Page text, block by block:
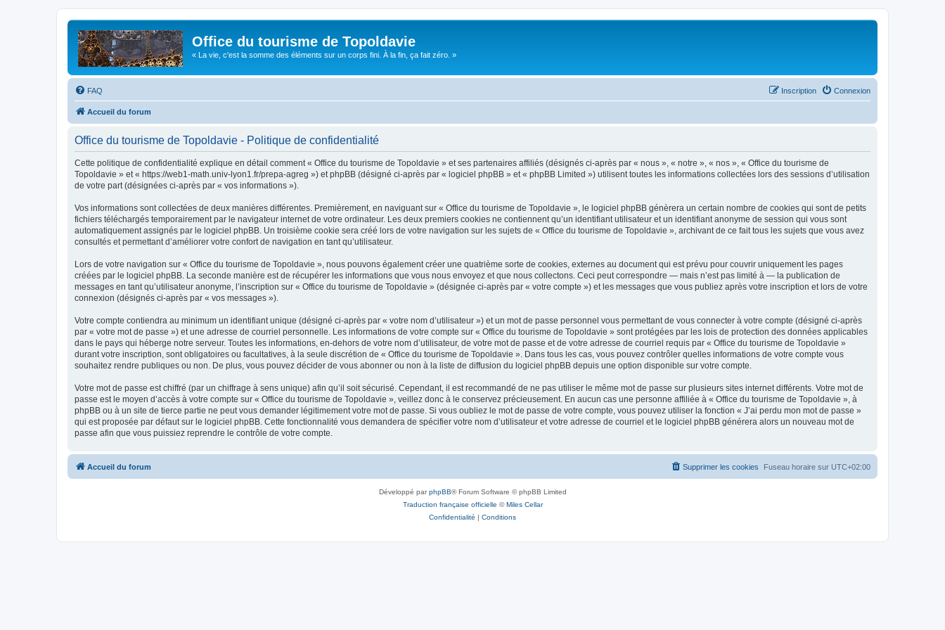
Office du tourisme de Topoldavie
« La vie, c'est la somme des éléments sur un corps fini. À la fin, ça fait zéro. »
FAQ Connexion
Inscription
Accueil du forum
Office du tourisme de Topoldavie - Politique de confidentialité
Cette politique de confidentialité explique en détail comment « Office du tourisme de Topoldavie » et ses partenaires affiliés (désignés ci-après par « nous », « notre », « nos », « Office du tourisme de
Topoldavie » et « https://web1-math.univ-lyon1.fr/prepa-agreg ») et phpBB (désigné ci-après par « logiciel phpBB » et « phpBB Limited ») utilisent toutes les informations collectées lors des sessions d’utilisation
de votre part (désignées ci-après par « vos informations »).
Vos informations sont collectées de deux manières différentes. Premièrement, en naviguant sur « Office du tourisme de Topoldavie », le logiciel phpBB génèrera un certain nombre de cookies qui sont de petits
fichiers téléchargés temporairement par le navigateur internet de votre ordinateur. Les deux premiers cookies ne contiennent qu’un identifiant utilisateur et un identifiant anonyme de session qui vous sont
automatiquement assignés par le logiciel phpBB. Un troisième cookie sera créé lors de votre navigation sur les sujets de « Office du tourisme de Topoldavie », archivant de ce fait tous les sujets que vous avez
consultés et permettant d’améliorer votre confort de navigation en tant qu’utilisateur.
Lors de votre navigation sur « Office du tourisme de Topoldavie », nous pouvons également créer une quatrième sorte de cookies, externes au document qui est prévu pour couvrir uniquement les pages
créées par le logiciel phpBB. La seconde manière est de récupérer les informations que vous nous envoyez et que nous collectons. Ceci peut correspondre — mais n’est pas limité à — la publication de
messages en tant qu’utilisateur anonyme, l’inscription sur « Office du tourisme de Topoldavie » (désignée ci-après par « votre compte ») et les messages que vous publiez après votre inscription et lors de votre
connexion (désignés ci-après par « vos messages »).
Votre compte contiendra au minimum un identifiant unique (désigné ci-après par « votre nom d’utilisateur ») et un mot de passe personnel vous permettant de vous connecter à votre compte (désigné ci-après
par « votre mot de passe ») et une adresse de courriel personnelle. Les informations de votre compte sur « Office du tourisme de Topoldavie » sont protégées par les lois de protection des données applicables
dans le pays qui héberge notre serveur. Toutes les informations, en-dehors de votre nom d’utilisateur, de votre mot de passe et de votre adresse de courriel requis par « Office du tourisme de Topoldavie »
durant votre inscription, sont obligatoires ou facultatives, à la seule discrétion de « Office du tourisme de Topoldavie ». Dans tous les cas, vous pouvez contrôler quelles informations de votre compte vous
souhaitez rendre publiques ou non. De plus, vous pouvez décider de vous abonner ou non à la liste de diffusion du logiciel phpBB depuis une option disponible sur votre compte.
Votre mot de passe est chiffré (par un chiffrage à sens unique) afin qu’il soit sécurisé. Cependant, il est recommandé de ne pas utiliser le même mot de passe sur plusieurs sites internet différents. Votre mot de
passe est le moyen d’accès à votre compte sur « Office du tourisme de Topoldavie », veillez donc à le conservez précieusement. En aucun cas une personne affiliée à « Office du tourisme de Topoldavie », à
phpBB ou à un site de tierce partie ne peut vous demander légitimement votre mot de passe. Si vous oubliez le mot de passe de votre compte, vous pouvez utiliser la fonction « J’ai perdu mon mot de passe »
qui est proposée par défaut sur le logiciel phpBB. Cette fonctionnalité vous demandera de spécifier votre nom d’utilisateur et votre adresse de courriel et le logiciel phpBB générera alors un nouveau mot de
passe afin que vous puissiez reprendre le contrôle de votre compte.
Accueil du forum Fuseau horaire sur UTC+02:00
Supprimer les cookies
Développé parphpBB® Forum Software © phpBB Limited
Traduction française officielle ©Miles Cellar
Confidentialité | Conditions